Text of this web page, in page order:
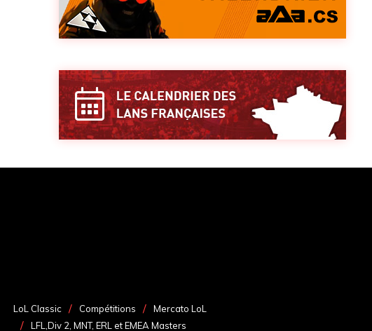
LoL Classic Compétitions
Mercato LoL
LFL,Div 2, MNT, ERL et EMEA Masters